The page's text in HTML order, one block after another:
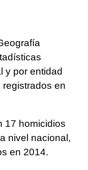
y por entidad
en
17 homicidios
nivel nacional,
en 2014.